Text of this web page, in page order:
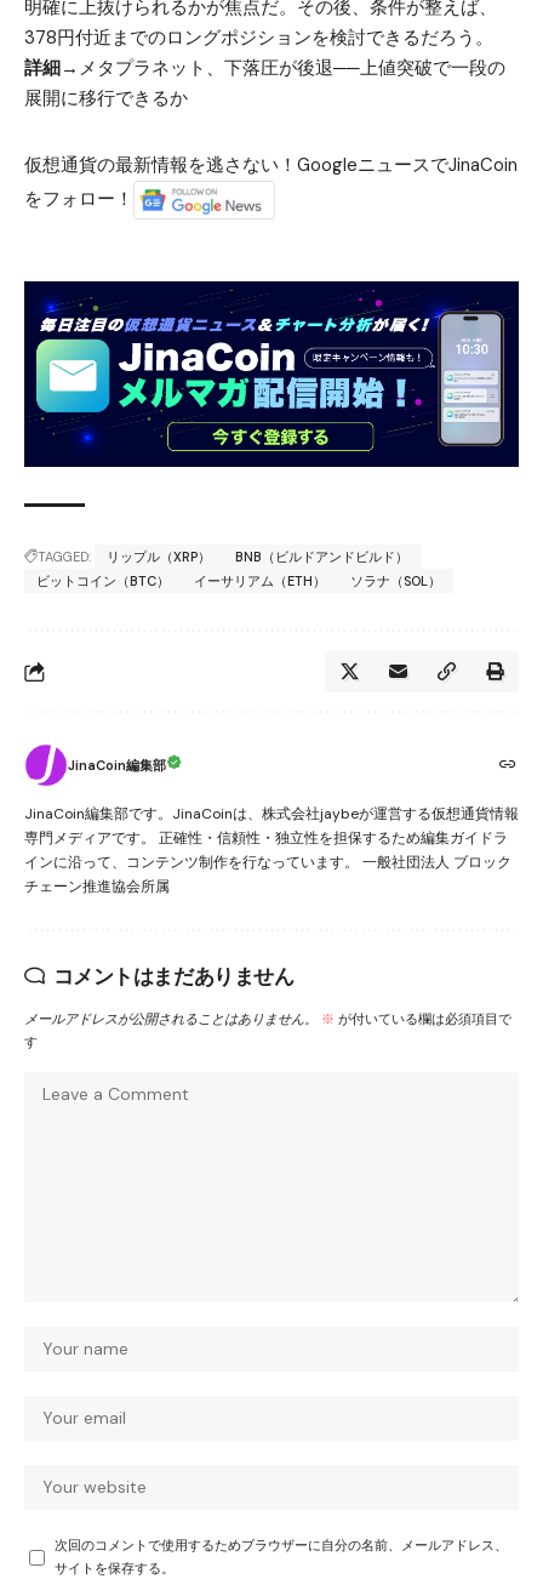
明確に上抜けられるかが焦点だ。その後、条件が整えば、
378円付近までのロングポジションを検討できるだろう。
詳細→ メタプラネット、下落圧が後退──上値突破で一段の
展開に移行できるか
仮想通貨の最新情報を逃さない！GoogleニュースでJinaCoin
をフォロー！
TAGGED: リップル（XRP）
BNB（ビルドアンドビルド）
ビットコイン（BTC）
イーサリアム（ETH） ソラナ（SOL）
JinaCoin編集部
JinaCoin編集部です。JinaCoinは、株式会社jaybeが運営する仮想通貨情報
専門メディアです。 正確性・信頼性・独立性を担保するため編集ガイドラ
インに沿って、コンテンツ制作を行なっています。 一般社団法人 ブロック
チェーン推進協会所属
コメントはまだありません
メールアドレスが公開されることはありません。 ※ が付いている欄は必須項目で
す
次回のコメントで使用するためブラウザーに自分の名前、メールアドレス、
サイトを保存する。